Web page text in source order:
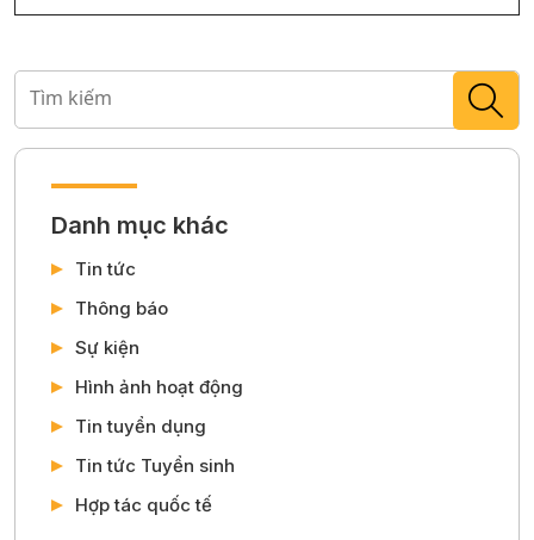
Danh mục khác
Tin tức
Thông báo
Sự kiện
Hình ảnh hoạt động
Tin tuyển dụng
Tin tức Tuyển sinh
Hợp tác quốc tế